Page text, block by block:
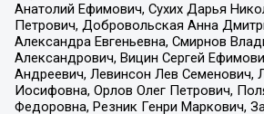
Анатолий Ефимович, Сухих Дарья
Петрович, Добровольская Анна
Александра Евгеньевна, Смирнов
Александрович, Вицин Сергей
Андреевич, Левинсон Лев Семенович,
Иосифовна, Орлов Олег Петрович,
Федоровна, Резник Генри Маркович,